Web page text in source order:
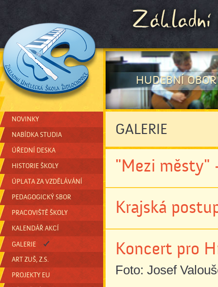
HUDEBNÍ OBOR
NOVINKY
NABÍDKA STUDIA
ÚŘEDNÍ DESKA
HISTORIE ŠKOLY
ÚPLATA ZA VZDĚLÁVÁNÍ
PEDAGOGICKÝ SBOR
PRACOVIŠTĚ ŠKOLY
KALENDÁŘ AKCÍ
GALERIE
ART ZUŠ, Z.S.
PROJEKTY EU
GALERIE
"Mezi městy"
Krajská
Koncert pro
Foto: Josef